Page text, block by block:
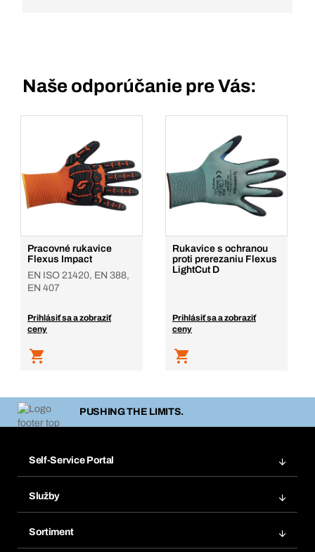
Naše odporúčanie pre Vás:
Pracovné rukavice
Flexus Impact
EN ISO 21420, EN 388,
EN 407
Prihlásiť sa a zobraziť
ceny
Rukavice s ochranou
proti prerezaniu Flexus
LightCut D
Prihlásiť sa a zobraziť
ceny
PUSHING THE LIMITS.
Self-Service Portal
Obľúbené
Služby
Sortiment